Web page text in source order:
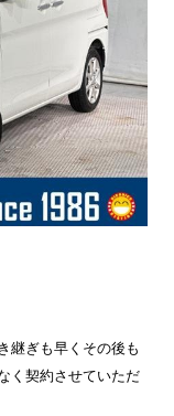
継ぎも早くその後も
く契約させていただ